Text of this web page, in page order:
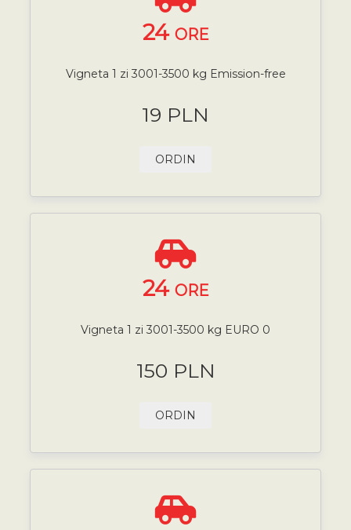
24 ORE
Vigneta 1 zi 3001-3500 kg Emission-free
19 PLN
ORDIN
24 ORE
Vigneta 1 zi 3001-3500 kg EURO 0
150 PLN
ORDIN